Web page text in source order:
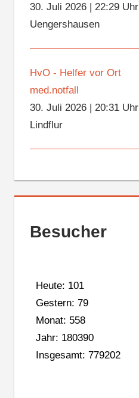
30. Juli 2026| 22:29 Uhr
Uengershausen
HvO - Helfer vor Ort
med.notfall
30. Juli 2026| 20:31 Uhr
Lindflur
Besucher
Heute: 101
Gestern: 79
Monat: 558
Jahr: 180390
Insgesamt: 779202